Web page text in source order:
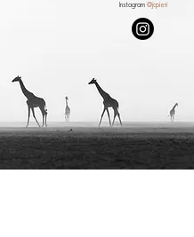
Instagram @jcpieri